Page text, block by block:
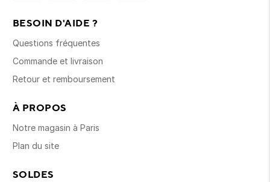
BESOIN D'AIDE ?
Questions fréquentes
Commande et livraison
Retour et remboursement
À PROPOS
Notre magasin à Paris
Plan du site
SOLDES